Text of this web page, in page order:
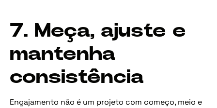
7. Meça, ajuste e
mantenha
consistência
Engajamento não é um projeto com começo, meio e